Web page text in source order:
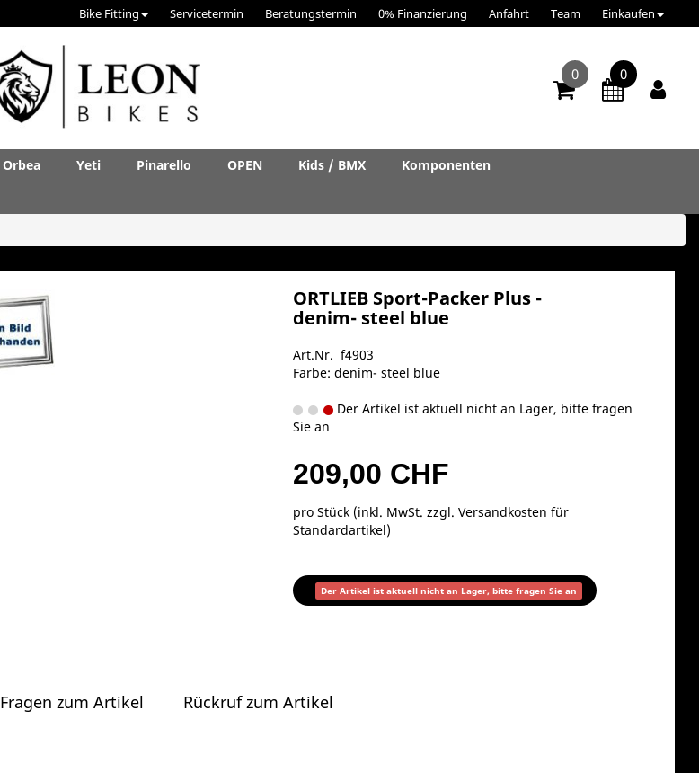
Bike Fitting Servicetermin Beratungstermin 0% Finanzierung Anfahrt Team Einkaufen
0 0
Orbea Yeti Pinarello OPEN Kids / BMX
Komponenten
ORTLIEB Sport-Packer Plus -
denim- steel blue
Art.Nr. f4903
Farbe: denim- steel blue
Der Artikel ist aktuell nicht an Lager, bitte fragen
Sie an
209,00 CHF
pro Stück (inkl. MwSt. zzgl.Versandkosten für
Standardartikel)
Der Artikel ist aktuell nicht an Lager, bitte fragen Sie an
Fragen zum Artikel Rückruf zum Artikel